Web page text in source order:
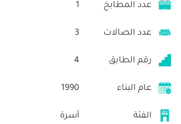
عدد المطابخ 1
عدد الصالات 3
رقم الطابق 4
عام البناء 1990
الفئة أسرة